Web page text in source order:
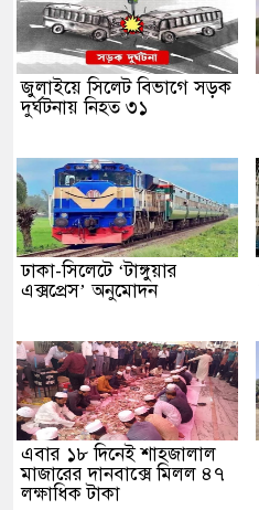
জুলাইয়ে সিলেট বিভাগে সড়ক
দুর্ঘটনায় নিহত ৩১
ঢাকা-সিলেটে ‘টাঙ্গুয়ার
এক্সপ্রেস’ অনুমোদন
এবার ১৮ দিনেই শাহজালাল
মাজারের দানবাক্সে মিলল ৪৭
লক্ষাধিক টাকা